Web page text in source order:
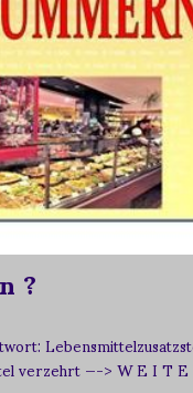
?
verzehrt—-> W E I T